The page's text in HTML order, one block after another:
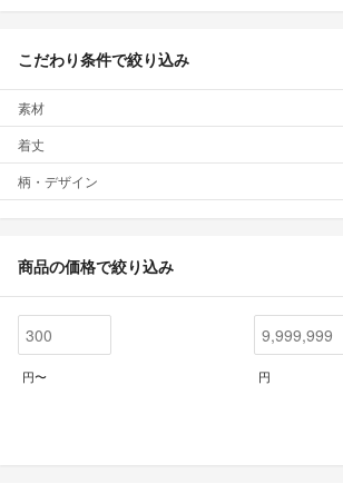
こだわり条件で絞り込み
素材
着丈
柄・デザイン
商品の価格で絞り込み
円〜 円